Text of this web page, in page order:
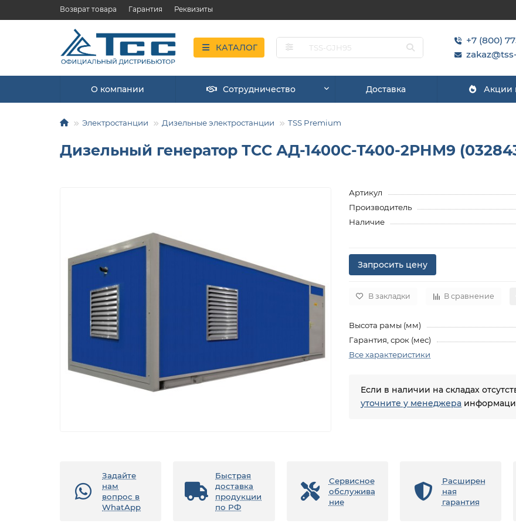
Возврат товара Гарантия Реквизиты
КАТАЛОГ
+7 (800)
О компании Сотрудничество Доставка Акции
Электростанции Дизельные электростанции TSS Premium
Дизельный генератор ТСС АД-1400С-Т400-2РНМ9
Артикул
Производитель
Наличие
Запросить цену
В закладки В сравнение
Высота рамы (мм)
Гарантия, срок (мес)
Все характеристики
Если в наличии на складах
уточните у менеджера
Задайте
нам
вопрос в
WhatApp
Быстрая
доставка
продукции
по РФ
Сервисное
обслужива
ние
Расширен
ная
гарантия